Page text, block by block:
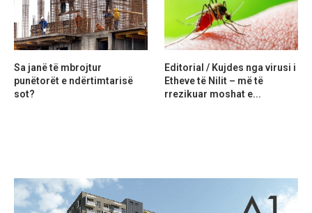
Sa janë të mbrojtur
punëtorët e ndërtimtarisë
sot?
Editorial / Kujdes nga virusi i
Etheve të Nilit – më të
rrezikuar moshat e...